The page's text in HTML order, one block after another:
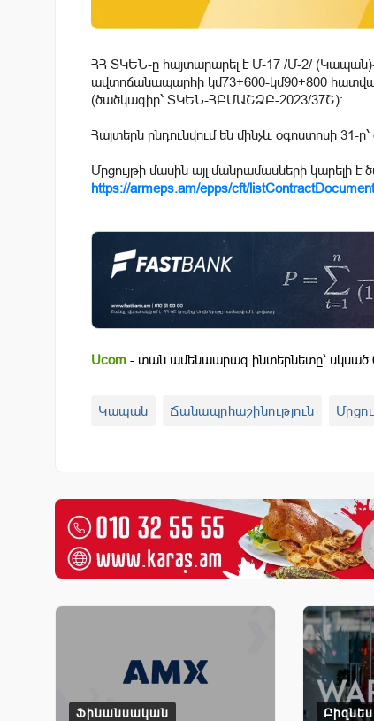
ՀՀ ՏԿԵՆ-ը հայտարարել է Մ-17 /Մ-2/
ավտոճանապարհի կմ73+600-կմ90+800
(ծածկագիր՝ ՏԿԵՆ-ՀԲՄԱՇՁԲ-2023/37Շ)։
Հայտերն ընդունվում են մինչև օգոստոսի 31-ը՝
Մրցույթի մասին այլ մանրամասների կարելի է
https://armeps.am/epps/cft/
Ucom - տան ամենաարագ ինտերնետը՝ սկսած
Կապան Ճանապրհաշինություն
Ֆինանսական Բիզնես